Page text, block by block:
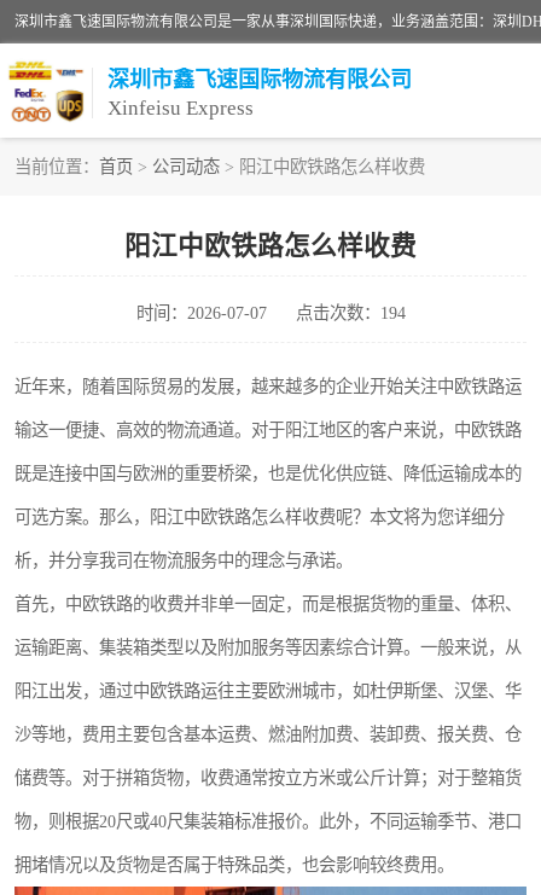
深圳市鑫飞速国际物流有限公司
Xinfeisu Express
当前位置： 首页 > 公司动态 > 阳江中欧铁路怎么样收费
阳江中欧铁路怎么样收费
时间：2026-07-07 点击次数：194
近年来，随着国际贸易的发展，越来越多的企业开始关注中欧铁路运
输这一便捷、高效的物流通道。对于阳江地区的客户来说，中欧铁路
既是连接中国与欧洲的重要桥梁，也是优化供应链、降低运输成本的
可选方案。那么，阳江中欧铁路怎么样收费呢？本文将为您详细分
析，并分享我司在物流服务中的理念与承诺。
首先，中欧铁路的收费并非单一固定，而是根据货物的重量、体积、
运输距离、集装箱类型以及附加服务等因素综合计算。一般来说，从
阳江出发，通过中欧铁路运往主要欧洲城市，如杜伊斯堡、汉堡、华
沙等地，费用主要包含基本运费、燃油附加费、装卸费、报关费、仓
储费等。对于拼箱货物，收费通常按立方米或公斤计算；对于整箱货
物，则根据20尺或40尺集装箱标准报价。此外，不同运输季节、港口
拥堵情况以及货物是否属于特殊品类，也会影响较终费用。
深圳DHL国际快递
UPS国际快递
深圳国际物流公司
DHL国际快递电话
新能源电池出口物流